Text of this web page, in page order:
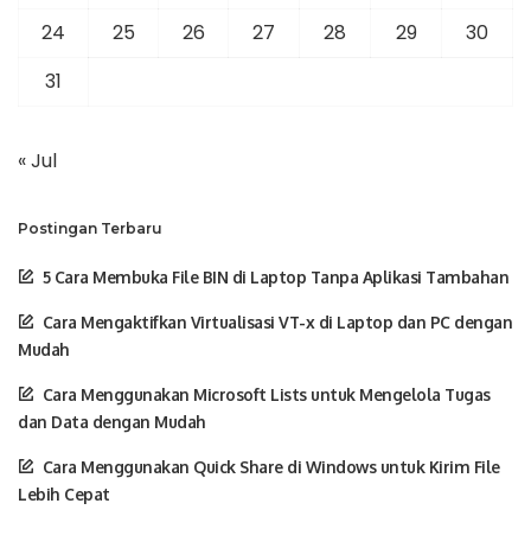
24
25 26 27 28 29
30
31
« Jul
Postingan Terbaru
5 Cara Membuka File BIN di Laptop Tanpa Aplikasi Tambahan
Cara Mengaktifkan Virtualisasi VT-x di Laptop dan PC dengan
Mudah
Cara Menggunakan Microsoft Lists untuk Mengelola Tugas
dan Data dengan Mudah
Cara Menggunakan Quick Share di Windows untuk Kirim File
Lebih Cepat